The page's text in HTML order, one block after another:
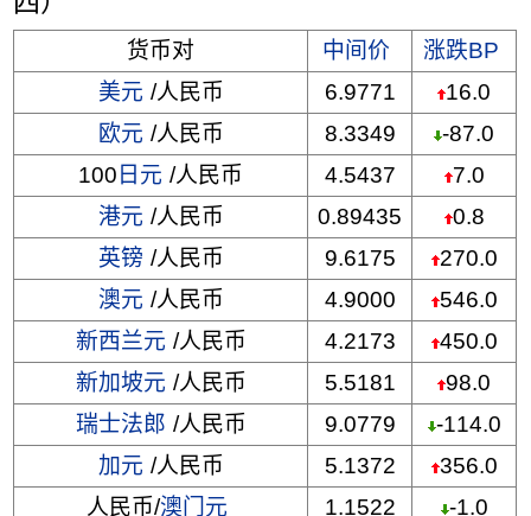
货币对 中间价
涨跌BP
美元 /人民币 6.9771
16.0
欧元 /人民币 8.3349
-87.0
100 日元 /人民币 4.5437
7.0
港元 /人民币 0.89435
0.8
英镑 /人民币 9.6175
270.0
澳元 /人民币 4.9000
546.0
新西兰元 /人民币 4.2173
450.0
新加坡元 /人民币 5.5181
98.0
瑞士法郎 /人民币 9.0779
-114.0
加元 /人民币 5.1372
356.0
人民币/澳门元 1.1522
-1.0